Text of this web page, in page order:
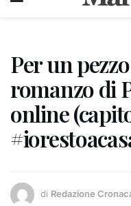
Per un
romanzo di
online
di Redazione